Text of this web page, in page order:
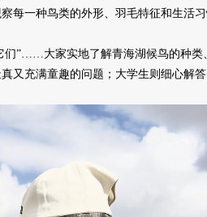
每一种鸟类的外形、羽毛特征和生活
”……大家实地了解青海湖候鸟的种类
又充满童趣的问题；大学生则细心解